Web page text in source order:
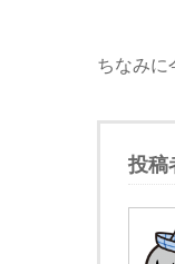
ちなみに
投稿